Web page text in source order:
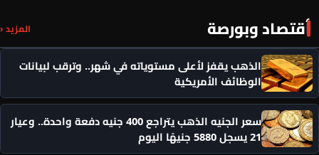
أقتصاد وبورصة المزيد ‹
الذهب يقفز لأعلى مستوياته في شهر.. وترقب لبيانات
الوظائف الأمريكية
سعر الجنيه الذهب يتراجع 400 جنيه دفعة واحدة.. وعيار
21 يسجل 5880 جنيهًا اليوم